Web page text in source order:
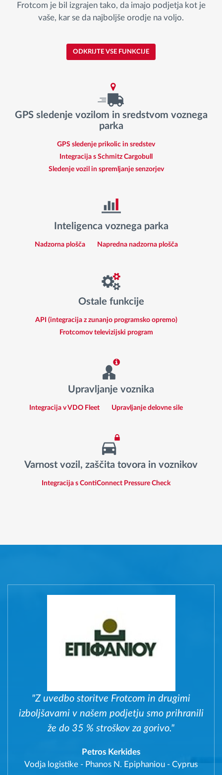
Frotcom je bil izgrajen tako, da imajo podjetja kot je
vaše, kar se da najboljše orodje na voljo.
ODKRIJTE VSE FUNKCIJE
GPS sledenje vozilom in sredstvom voznega
parka
GPS sledenje prikolic in sredstev
Integracija s Schmitz Cargobull
Sledenje vozil in spremljanje senzorjev
Inteligenca voznega parka
Nadzorna plošča Napredna nadzorna plošča
Ostale funkcije
API (integracija z zunanjo programsko opremo)
Frotcomov televizijski program
Upravljanje voznika
Integracija v VDO Fleet Upravljanje delovne sile
Varnost vozil, zaščita tovora in voznikov
Integracija s ContiConnect Pressure Check
"Z uvedbo storitve Frotcom in drugimi
izboljšavami v našem podjetju smo prihranili
že do 35 % stroškov za gorivo."
Petros Kerkides
Vodja logistike - Phanos N. Epiphaniou - Cyprus